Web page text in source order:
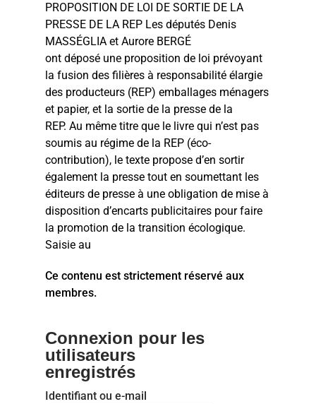
PROPOSITION DE LOI DE SORTIE DE LA
PRESSE DE LA REP Les députés Denis
MASSÉGLIA et Aurore BERGÉ
ont déposé une proposition de loi prévoyant
la fusion des filières à responsabilité élargie
des producteurs (REP) emballages ménagers
et papier, et la sortie de la presse de la
REP. Au même titre que le livre qui n’est pas
soumis au régime de la REP (éco-
contribution), le texte propose d’en sortir
également la presse tout en soumettant les
éditeurs de presse à une obligation de mise à
disposition d’encarts publicitaires pour faire
la promotion de la transition écologique.
Saisie au
Ce contenu est strictement réservé aux
membres.
Connexion pour les
utilisateurs
enregistrés
Identifiant ou e-mail